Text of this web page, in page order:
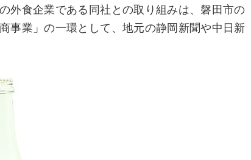
外食企業である同社との取り組みは、磐田市の
事業」の一環として、地元の静岡新聞や中日新